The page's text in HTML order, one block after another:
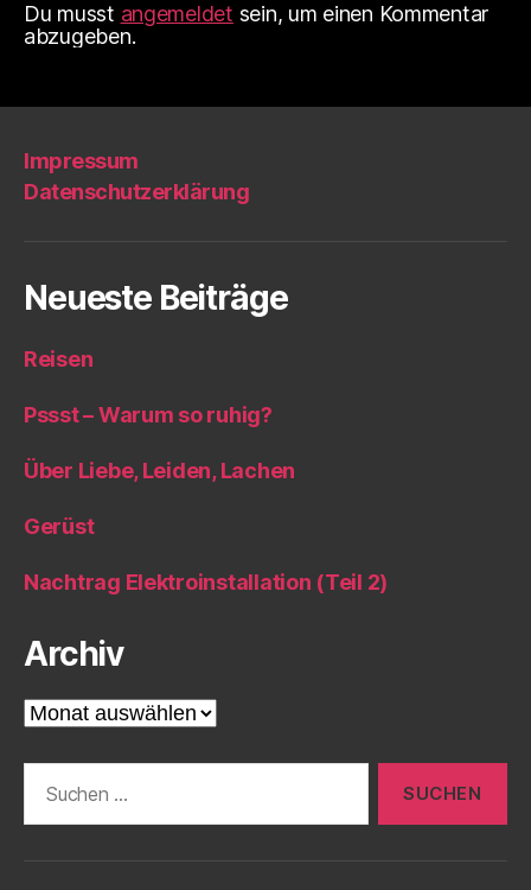
Du musst angemeldet sein, um einen Kommentar
abzugeben.
Impressum
Datenschutzerklärung
Neueste Beiträge
Reisen
Pssst – Warum so ruhig?
Über Liebe, Leiden, Lachen
Gerüst
Nachtrag Elektroinstallation (Teil 2)
Archiv
Archiv
nach: